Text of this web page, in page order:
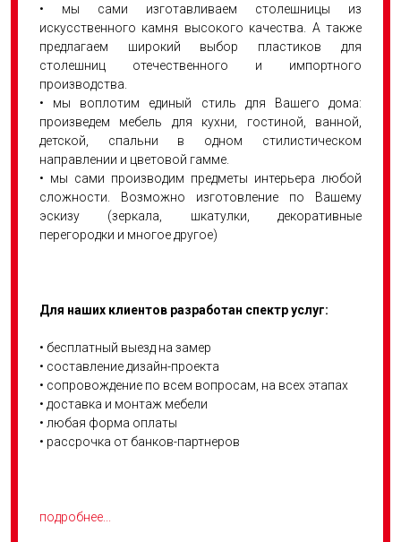
• мы сами изготавливаем столешницы из
искусственного камня высокого качества. А также
предлагаем широкий выбор пластиков для
столешниц отечественного и импортного
производства.
• мы воплотим единый стиль для Вашего дома:
произведем мебель для кухни, гостиной, ванной,
детской, спальни в одном стилистическом
направлении и цветовой гамме.
• мы сами производим предметы интерьера любой
сложности. Возможно изготовление по Вашему
эскизу (зеркала, шкатулки, декоративные
перегородки и многое другое)
Для наших клиентов разработан спектр услуг:
• бесплатный выезд на замер
• составление дизайн-проекта
• сопровождение по всем вопросам, на всех этапах
• доставка и монтаж мебели
• любая форма оплаты
• рассрочка от банков-партнеров
подробнее...